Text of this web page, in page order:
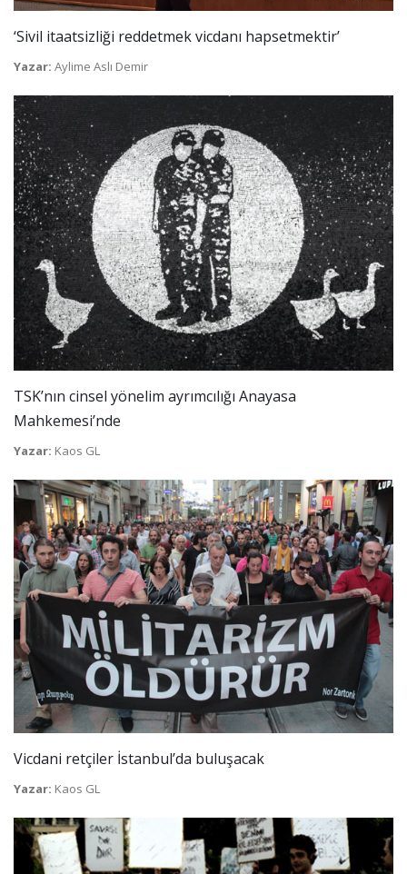
‘Sivil itaatsizliği reddetmek vicdanı hapsetmektir’
Yazar: Aylime Aslı Demir
TSK’nın cinsel yönelim ayrımcılığı Anayasa
Mahkemesi’nde
Yazar: Kaos GL
Vicdani retçiler İstanbul’da buluşacak
Yazar: Kaos GL